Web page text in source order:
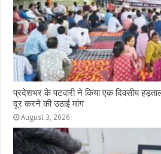
प्रदेशभर के पटवारी ने किया एक दिवसीय
दूर करने की उठाई मांग
August 3, 2026